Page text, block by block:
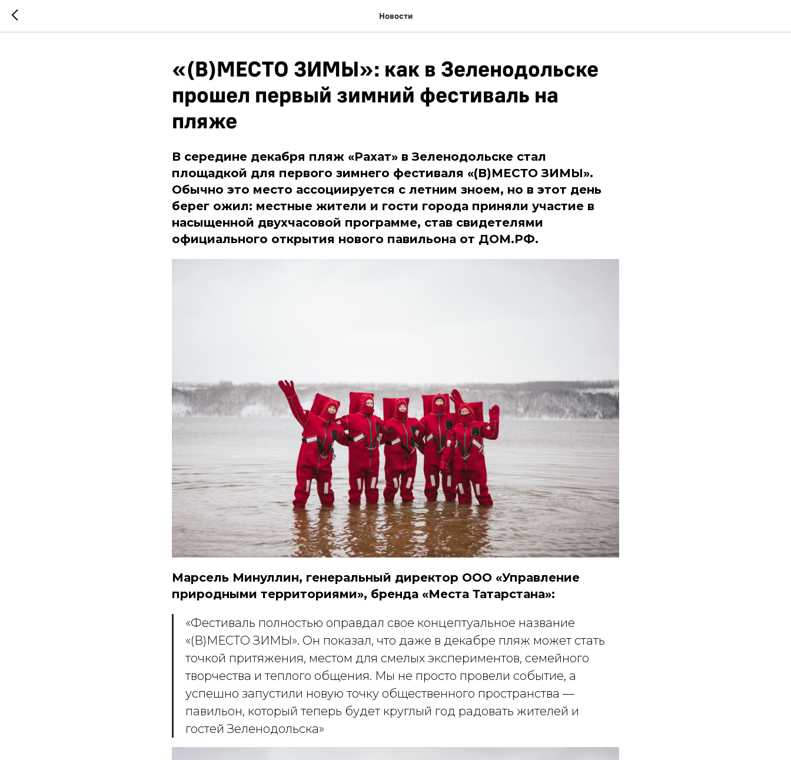
Новости
«(В)МЕСТО ЗИМЫ»: как в Зеленодольске
прошел первый зимний фестиваль на
пляже
В середине декабря пляж «Рахат» в Зеленодольске стал
площадкой для первого зимнего фестиваля «(В)МЕСТО ЗИМЫ».
Обычно это место ассоциируется с летним зноем, но в этот день
берег ожил: местные жители и гости города приняли участие в
насыщенной двухчасовой программе, став свидетелями
официального открытия нового павильона от ДОМ.РФ.
Марсель Минуллин, генеральный директор ООО «Управление
природными территориями», бренда «Места Татарстана»:
«Фестиваль полностью оправдал свое концептуальное название
«(В)МЕСТО ЗИМЫ». Он показал, что даже в декабре пляж может стать
точкой притяжения, местом для смелых экспериментов, семейного
творчества и теплого общения. Мы не просто провели событие, а
успешно запустили новую точку общественного пространства —
павильон, который теперь будет круглый год радовать жителей и
гостей Зеленодольска»